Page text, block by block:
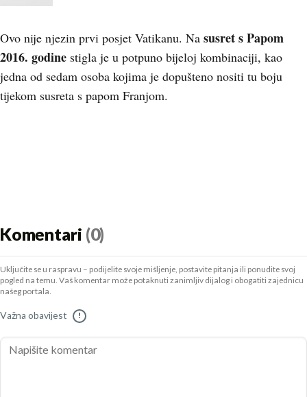
Ovo nije njezin prvi posjet Vatikanu. Na susret s Papom
2016. godine stigla je u potpuno bijeloj kombinaciji, kao
jedna od sedam osoba kojima je dopušteno nositi tu boju
tijekom susreta s papom Franjom.
Komentari (0)
Uključite se u raspravu – podijelite svoje mišljenje, postavite pitanja ili ponudite svoj
pogled na temu. Vaš komentar može potaknuti zanimljiv dijalog i obogatiti zajednicu
našeg portala.
Važna obavijest !